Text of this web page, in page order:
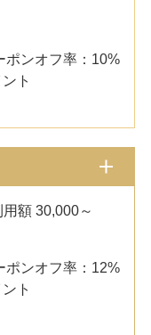
ポンオフ率：10%
ト
額 30,000～
ポンオフ率：12%
ト